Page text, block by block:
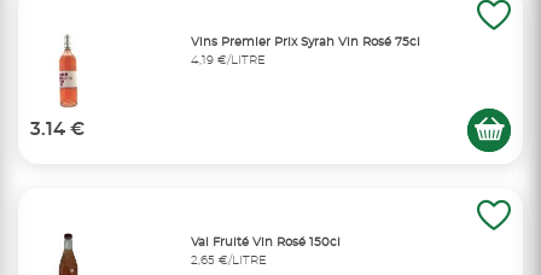
Vins Premier Prix Syrah Vin Rosé 75cl
4,19 €/LITRE
3.14 €
Val Fruité Vin Rosé 150cl
2,65 €/LITRE